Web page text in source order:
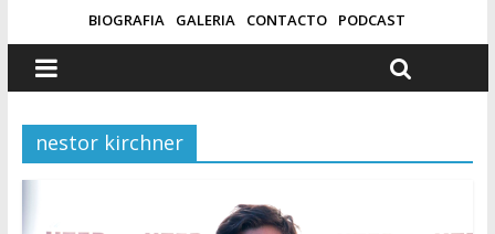
BIOGRAFIA GALERIA CONTACTO PODCAST
nestor kirchner